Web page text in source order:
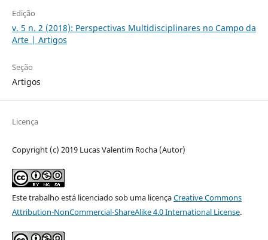
Edição
v. 5 n. 2 (2018): Perspectivas Multidisciplinares no Campo da
Arte | Artigos
Seção
Artigos
Licença
Copyright (c) 2019 Lucas Valentim Rocha (Autor)
Este trabalho está licenciado sob uma licençaCreative Commons
Attribution-NonCommercial-ShareAlike 4.0 International License.